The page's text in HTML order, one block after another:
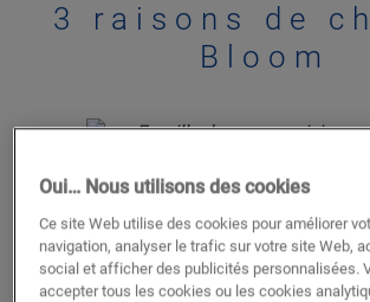
3 raisons de
Bloom
Une
inégalée
Oui… Nous utilisons des cookies
Ce site Web utilise des cookies pour améliorer
navigation, analyser le trafic sur votre site Web,
social et afficher des publicités personnalisées.
accepter tous les cookies ou les cookies